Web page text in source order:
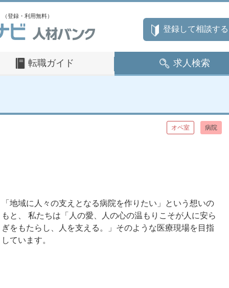
登録・利用無料）
登録して相談する
転職ガイド 求人検索
オペ室 病院
「地域に人々の支えとなる病院を作りたい」という想いの
もと、 私たちは「人の愛、人の心の温もりこそが人に安ら
ぎをもたらし、人を支える。」そのような医療現場を目指
しています。